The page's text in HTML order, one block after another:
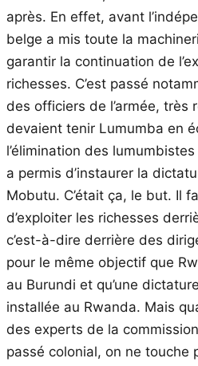
après. En effet, avant
belge a mis toute la
garantir la continuation de
richesses. C’est passé
des officiers de l’armée, très
devaient tenir Lumumba en
l’élimination des
a permis d’instaurer la
Mobutu. C’était ça, le but. Il
d’exploiter les richesses
c’est-à-dire derrière des
pour le même objectif que
au Burundi et qu’une
installée au Rwanda. Mais
des experts de la
passé colonial, on ne touche